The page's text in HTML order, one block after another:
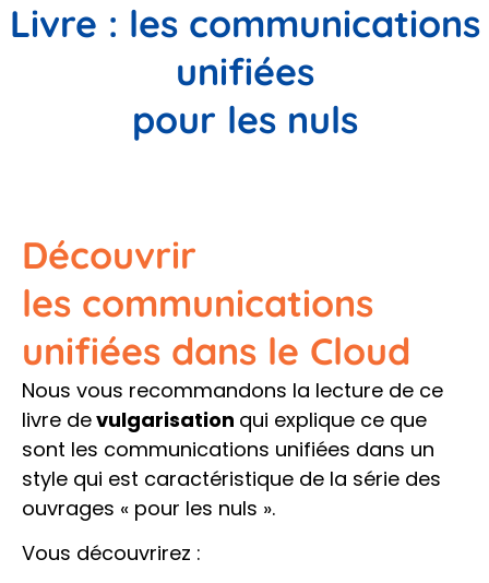
Livre : les communications
unifiées
pour les nuls
Découvrir
les communications
unifiées dans le Cloud
Nous vous recommandons la lecture de ce
livre devulgarisation qui explique ce que
sont les communications unifiées dans un
style qui est caractéristique de la série des
ouvrages « pour les nuls ».
Vous découvrirez :